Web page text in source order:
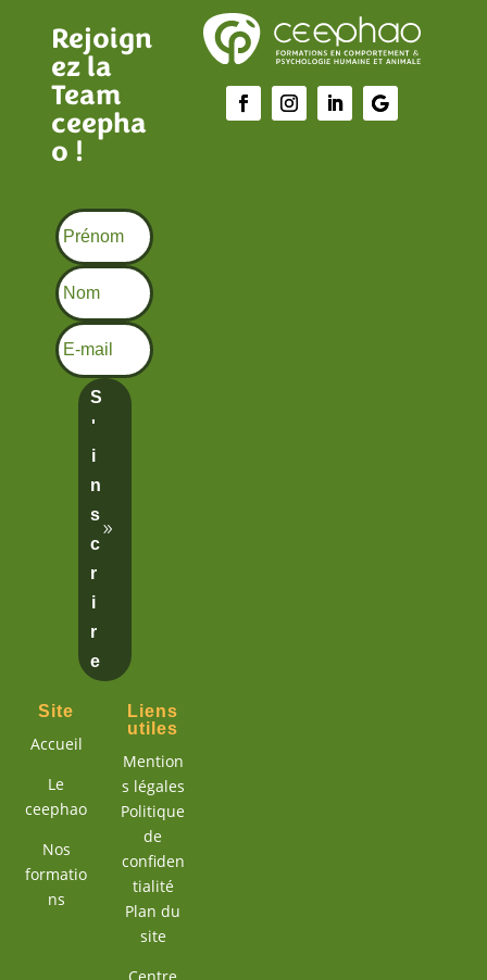
Rejoign
ez la
Team
ceepha
o !
S
'
i
n
s
c
r
i
r
e
Site
Accueil
Le
ceephao
Nos
formatio
ns
Liens
utiles
Mention
s légales
Politique
de
confiden
tialité
Plan du
site